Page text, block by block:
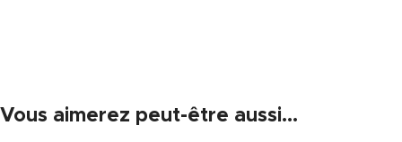
Vous aimerez peut-être aussi…